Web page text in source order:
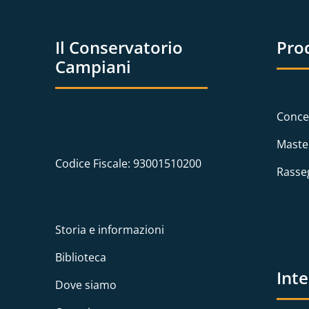
Il Conservatorio
Campiani
Codice Fiscale: 93001510200
Storia e informazioni
Biblioteca
Dove siamo